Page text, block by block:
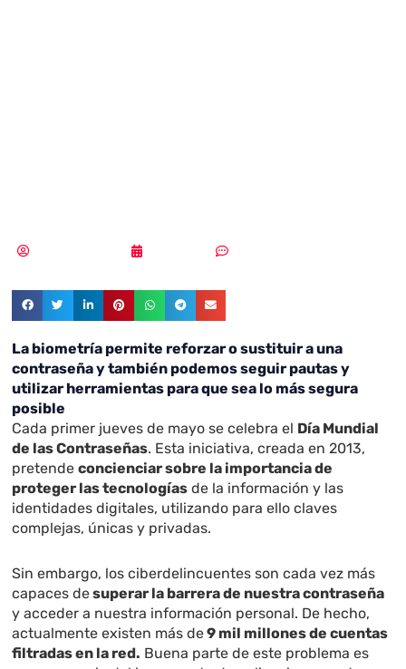
La biometría permite reforzar o sustituir a una
contraseña y también podemos seguir pautas y
utilizar herramientas para que sea lo más segura
posible
Cada primer jueves de mayo se celebra el Día Mundial
de las Contraseñas. Esta iniciativa, creada en 2013,
pretendeconcienciar sobre la importancia de
proteger las tecnologías de la información y las
identidades digitales, utilizando para ello claves
complejas, únicas y privadas.
Sin embargo, los ciberdelincuentes son cada vez más
capaces desuperar la barrera de nuestra contraseña
y acceder a nuestra información personal. De hecho,
actualmente existen más de9 mil millones de cuentas
filtradas en la red. Buena parte de este problema es